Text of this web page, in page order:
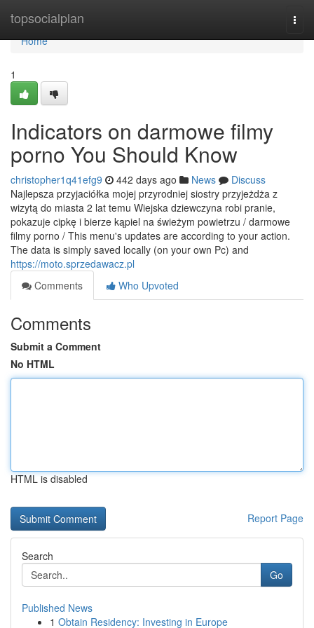
topsocialplan
Home
Home
1
Indicators on darmowe filmy
porno You Should Know
christopher1q41efg9 442 days ago News
Discuss
Najlepsza przyjaciółka mojej przyrodniej siostry przyjeżdża z
wizytą do miasta 2 lat temu Wiejska dziewczyna robi pranie,
pokazuje cipkę i bierze kąpiel na świeżym powietrzu / darmowe
filmy porno / This menu's updates are according to your action.
The data is simply saved locally (on your own Pc) and
https://moto.sprzedawacz.pl
Comments
Who Upvoted
Comments
Submit a Comment
No HTML
HTML is disabled
Report Page
Search
Go
Published News
1 Obtain Residency: Investing in Europe